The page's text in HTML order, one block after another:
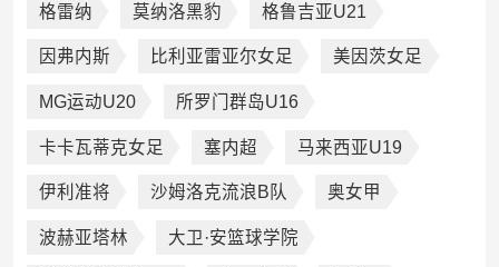
格雷纳 莫纳洛黑豹 格鲁吉亚U21
因弗内斯 比利亚雷亚尔女足 美因茨女足
MG运动U20 所罗门群岛U16
卡卡瓦蒂克女足 塞内超 马来西亚U19
伊利准将 沙姆洛克流浪B队 奥女甲
波赫亚塔林 大卫·安篮球学院